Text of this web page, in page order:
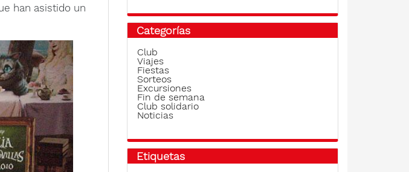
han asistido un
Categorías
Club
Viajes
Fiestas
Sorteos
Excursiones
Fin de semana
Club solidario
Noticias
Etiquetas